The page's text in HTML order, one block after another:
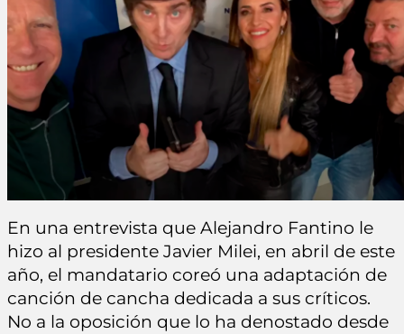
En una entrevista que Alejandro Fantino le
hizo al presidente Javier Milei, en abril de este
año, el mandatario coreó una adaptación de
canción de cancha dedicada a sus críticos.
No a la oposición que lo ha denostado desde